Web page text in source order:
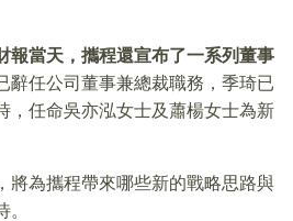
報當天，攜程還宣布了一系列董事
辭任公司董事兼總裁職務，季琦已
，任命吳亦泓女士及蕭楊女士為新
將為攜程帶來哪些新的戰略思路與